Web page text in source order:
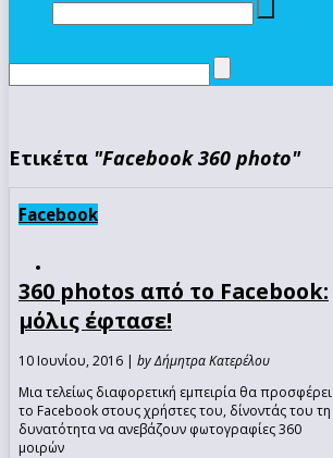
Ετικέτα "Facebook 360 photo"
Facebook
360 photos από το Facebook:
μόλις έφτασε!
10 Ιουνίου, 2016 | by Δήμητρα Κατερέλου
Μια τελείως διαφορετική εμπειρία θα προσφέρει
το Facebook στους χρήστες του, δίνοντάς του τη
δυνατότητα να ανεβάζουν φωτογραφίες 360
μοιρών